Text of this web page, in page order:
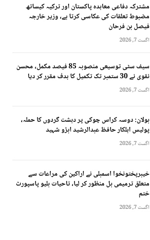
مشترکہ دفاعی معاہدہ پاکستان اور ترکیہ کیساتھ
مضبوط تعلقات کی عکاسی کرتا ہے، وزیر خارجہ
فیصل بن فرحان
اگست 7, 2026
سیف سٹی توسیعی منصوبہ 85 فیصد مکمل، محسن
نقوی نے 30 ستمبر تک تکمیل کا ہدف مقرر کر دیا
اگست 7, 2026
بولان: دوسہ کراس چوکی پر دہشت گردوں کا حملہ،
پولیس اہلکار حافظ عبدالرشید ابڑو شہید
اگست 7, 2026
خیبرپختونخوا اسمبلی نے اراکین کی مراعات سے
متعلق ترمیمی بل منظور کر لیا، تاحیات بلیو پاسپورٹ
ختم
اگست 7, 2026